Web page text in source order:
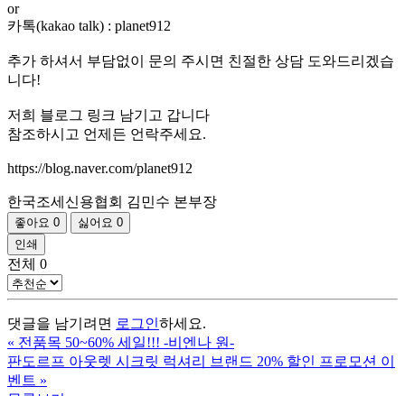
or
카톡(kakao talk) : planet912
추가 하셔서 부담없이 문의 주시면 친절한 상담 도와드리겠습
니다!
저희 블로그 링크 남기고 갑니다
참조하시고 언제든 언락주세요.
https://blog.naver.com/planet912
한국조세신용협회 김민수 본부장
좋아요 0 싫어요 0
인쇄
전체 0
댓글을 남기려면 로그인하세요.
« 전품목 50~60% 세일!!! -비엔나 원-
판도르프 아웃렛 시크릿 럭셔리 브랜드 20% 할인 프로모션 이
벤트 »